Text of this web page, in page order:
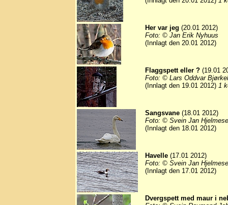
Her var jeg (20.01 2012)
Foto: © Jan Erik Nyhuus
(Innlagt den 20.01 2012)
Flaggspett eller ? (19.01
Foto: © Lars Oddvar
(Innlagt den 19.01 2012) 1
Sangsvane (18.01 2012)
Foto: © Svein Jan
(Innlagt den 18.01 2012)
Havelle (17.01 2012)
Foto: © Svein Jan
(Innlagt den 17.01 2012)
Dvergspett med maur i